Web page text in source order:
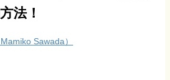
法！
Sawada）